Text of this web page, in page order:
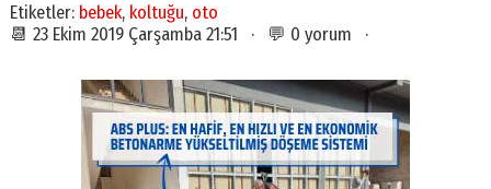
Etiketler: bebek, koltuğu, oto
📆 23 Ekim 2019 Çarşamba 21:51 · 💬 0 yorum ·